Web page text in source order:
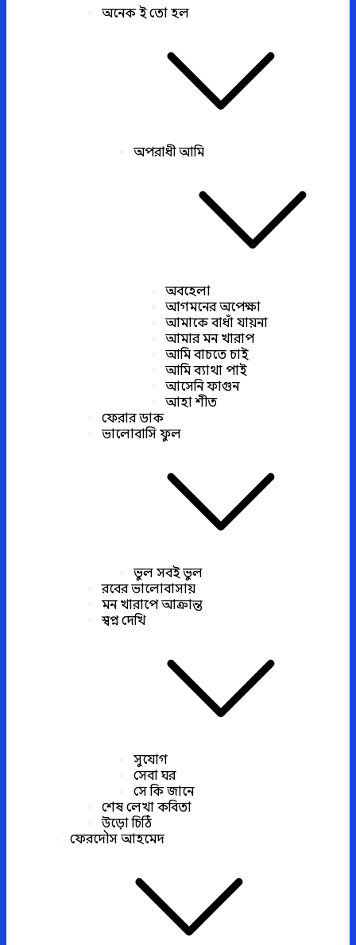
অনেক ই তো হল
অপরাধী আমি
অবহেলা
আগমনের অপেক্ষা
আমাকে বাধাঁ যায়না
আমার মন খারাপ
আমি বাচতে চাই
আমি ব্যাথা পাই
আসেনি ফাগুন
আহা শীত
ফেরার ডাক
ভালোবাসি ফুল
ভুল সবই ভুল
রবের ভালোবাসায়
মন খারাপে আক্রান্ত
স্বপ্ন দেখি
সুযোগ
সেবা ঘর
সে কি জানে
শেষ লেখা কবিতা
উড়ো চিঠি
ফেরদৌস আহমেদ